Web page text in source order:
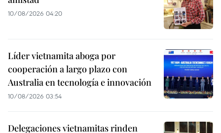
10/08/2026 04:20
Líder vietnamita aboga por
cooperación a largo plazo con
Australia en tecnología e innovación
10/08/2026 03:54
Delegaciones vietnamitas rinden